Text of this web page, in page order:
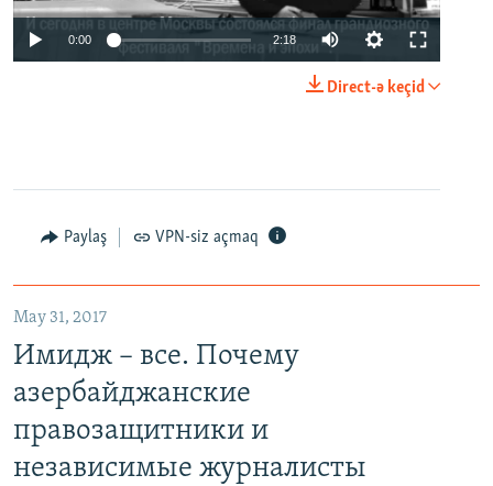
0:00 2:18
Direct-ə keçid
Paylaş VPN-siz açmaq
May 31, 2017
Имидж – все. Почему
азербайджанские
правозащитники и
независимые журналисты